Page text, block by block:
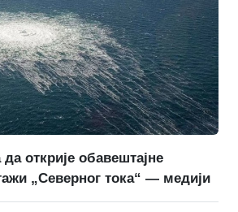
открије обавештајне
„Северног тока“ — медији